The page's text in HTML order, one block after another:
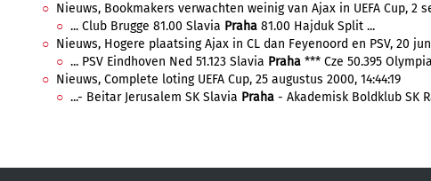
Nieuws, Bookmakers verwachten weinig van Ajax in UEFA Cup, 2
... Club Brugge 81.00 Slavia Praha 81.00 Hajduk Split ...
Nieuws, Hogere plaatsing Ajax in CL dan Feyenoord en PSV, 20 juni
... PSV Eindhoven Ned 51.123 Slavia Praha *** Cze 50.395
Nieuws, Complete loting UEFA Cup, 25 augustus 2000, 14:44:19
...- Beitar Jerusalem SK Slavia Praha - Akademisk Boldklub SK